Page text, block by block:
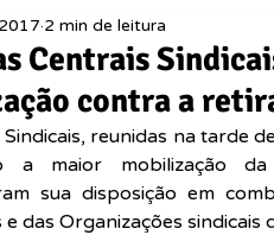
Judiciário Notícias
Centrais
contra a
2 min de leitura
reunidas na tarde
a maior mobilização da
sua disposição em
das Organizações sindicais